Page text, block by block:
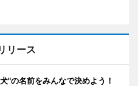
リース
"の名前をみんなで決めよう！